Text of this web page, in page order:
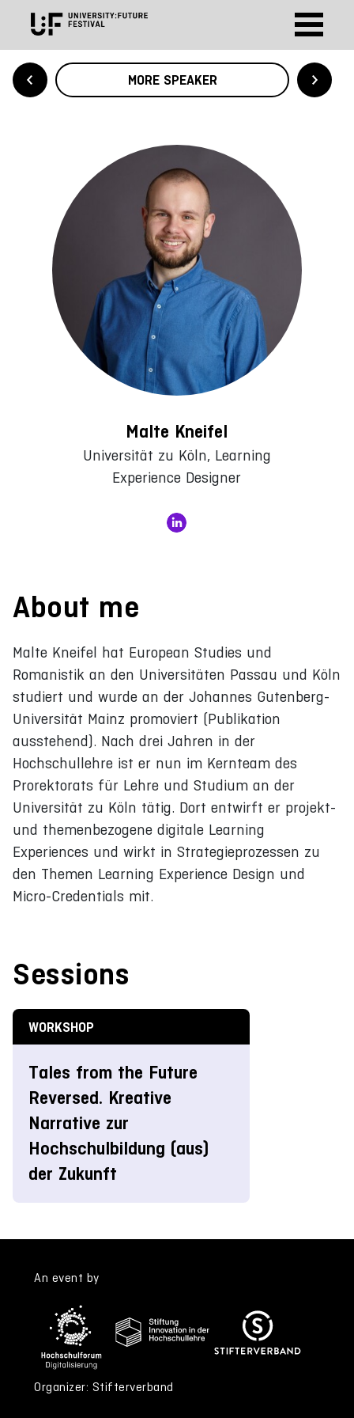
MORE SPEAKER
Malte Kneifel
Universität zu Köln, Learning
Experience Designer
About me
Malte Kneifel hat European Studies und
Romanistik an den Universitäten Passau und Köln
studiert und wurde an der Johannes Gutenberg-
Universität Mainz promoviert (Publikation
ausstehend). Nach drei Jahren in der
Hochschullehre ist er nun im Kernteam des
Prorektorats für Lehre und Studium an der
Universität zu Köln tätig. Dort entwirft er projekt-
und themenbezogene digitale Learning
Experiences und wirkt in Strategieprozessen zu
den Themen Learning Experience Design und
Micro-Credentials mit.
Sessions
WORKSHOP
Tales from the Future
Reversed. Kreative
Narrative zur
Hochschulbildung (aus)
der Zukunft
An event by
Organizer: Stifterverband